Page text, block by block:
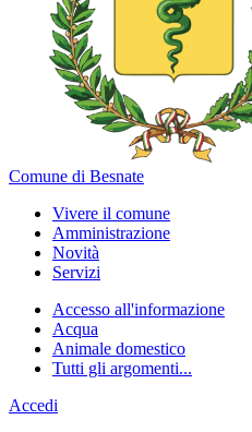
Comune di Besnate
Vivere il comune
Amministrazione
Novità
Servizi
Accesso all'informazione
Acqua
Animale domestico
Tutti gli argomenti...
Accedi